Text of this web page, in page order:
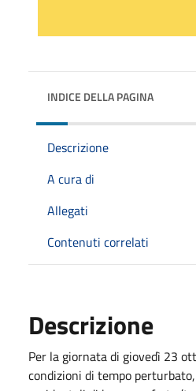
INDICE DELLA PAGINA
Descrizione
A cura di
Allegati
Contenuti correlati
Descrizione
Per la giornata di giovedì 23
condizioni di tempo